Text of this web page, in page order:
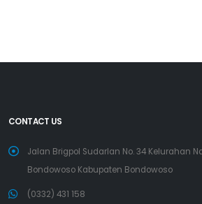
CONTACT US
Jalan Brigpol Sudarlan No. 34 Kelurahan
Bondowoso Kabupaten Bondowoso
(0332) 431 158